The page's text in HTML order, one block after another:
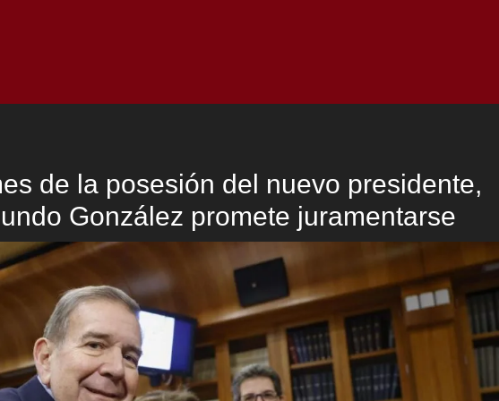
de la posesión del nuevo presidente,
González promete juramentarse